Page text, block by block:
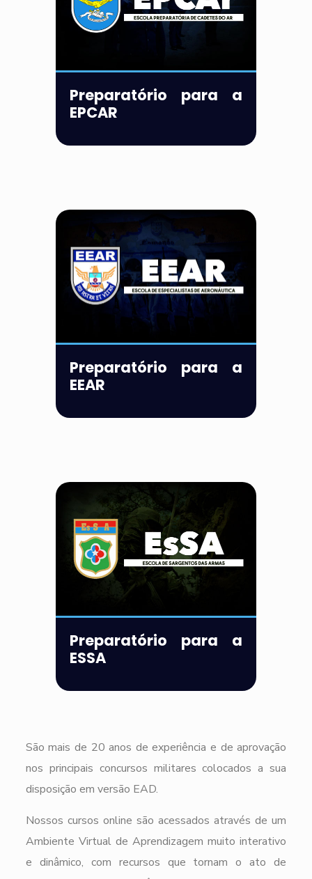
Preparatório para a
EPCAR
Preparatório para a
EEAR
Preparatório para a
ESSA
São mais de 20 anos de experiência e de aprovação
nos principais concursos militares colocados a sua
disposição em versão EAD.
Nossos cursos online são acessados através de um
Ambiente Virtual de Aprendizagem muito interativo
e dinâmico, com recursos que tornam o ato de